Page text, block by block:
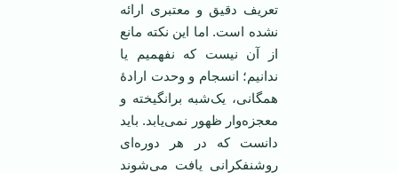
تعریف دقیق و معتبری ارائه
نشده است. اما این نکته مانع
از آن نیست که نفهمیم یا
ندانیم؛ انسجام و وحدت ارادۀ
همگانی، یک‌شبه برانگیخته و
معجزه‌وار ظهور نمی‌یابد. باید
دانست که در هر دوره‌ای
روشنفکرانی یافت می‌شوند